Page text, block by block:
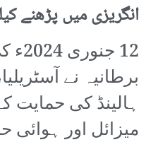
انگریزی میں پڑھنے
12
برطانیہ نے
ہالینڈ کی حمایت
میزائل اور ہوائی